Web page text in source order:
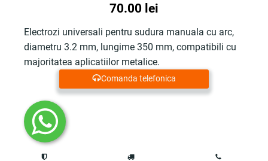
70.00 lei
Electrozi universali pentru sudura manuala cu arc,
diametru 3.2 mm, lungime 350 mm, compatibili cu
majoritatea aplicatiilor metalice.
Comanda telefonica